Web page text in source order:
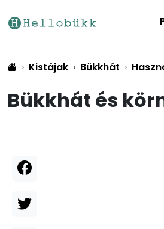
Kistájak Bükkhát
Bükkhát és